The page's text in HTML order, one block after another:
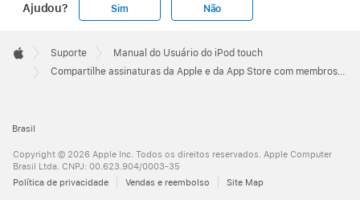
Ajudou? Sim Não
Footer

Apple
Suporte
Manual do Usuário do iPod touch
Compartilhe assinaturas da Apple e da App Store com membros da família no iPod touch
Brasil
Copyright © 2026 Apple Inc. Todos os direitos reservados. Apple Computer
Brasil Ltda. CNPJ: 00.623.904/0003-35
Política de privacidade
Vendas e reembolso Site Map